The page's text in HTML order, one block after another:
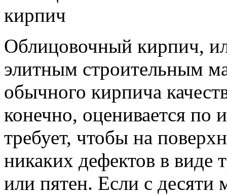
Облицовочный кирпич,
элитным строительным
обычного кирпича
конечно, оценивается
требует, чтобы на
никаких дефектов в виде
или пятен. Если с десяти